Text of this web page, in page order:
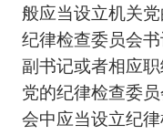
般应当设立机关
纪律检查委员会
副书记或者相应
党的纪律检查委
会中应当设立纪律